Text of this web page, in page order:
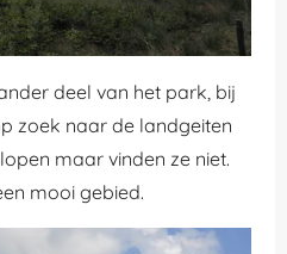
deel van het park, bij
zoek naar de landgeiten
maar vinden ze niet.
mooi gebied.